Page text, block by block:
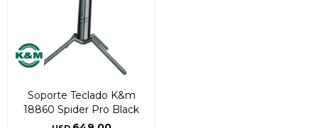
Soporte Teclado K&m
18860 Spider Pro Black